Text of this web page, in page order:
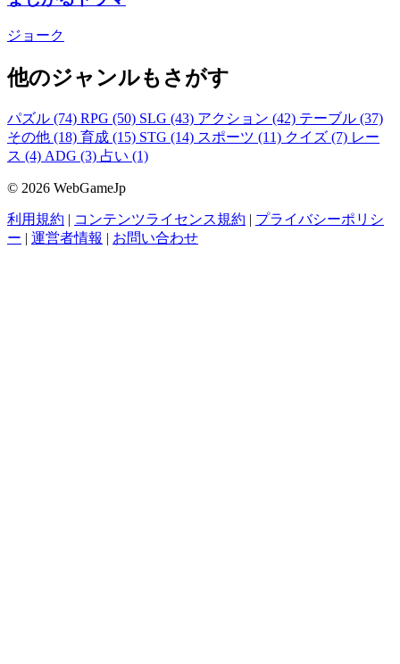
ジョーク
他のジャンルもさがす
パズル (74) RPG (50) SLG (43) アクション (42) テーブル (37)
その他 (18) 育成 (15) STG (14) スポーツ (11) クイズ (7) レー
ス (4) ADG (3) 占い (1)
© 2026 WebGameJp
利用規約 | コンテンツライセンス規約 | プライバシーポリシ
ー | 運営者情報 | お問い合わせ